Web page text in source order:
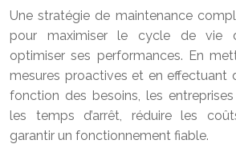
Une stratégie de maintenance
pour maximiser le cycle de vie
optimiser ses performances. En
mesures proactives et en effectuant
fonction des besoins, les
les temps d’arrêt, réduire les
garantir un fonctionnement fiable.